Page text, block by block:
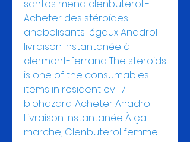
santos mena clenbuterol -
Acheter des stéroïdes
anabolisants légaux Anadrol
livraison instantanée à
clermont-ferrand The steroids
is one of the consumables
items in resident evil 7
biohazard. Acheter Anadrol
Livraison Instantanée À ça
marche, Clenbuterol femme